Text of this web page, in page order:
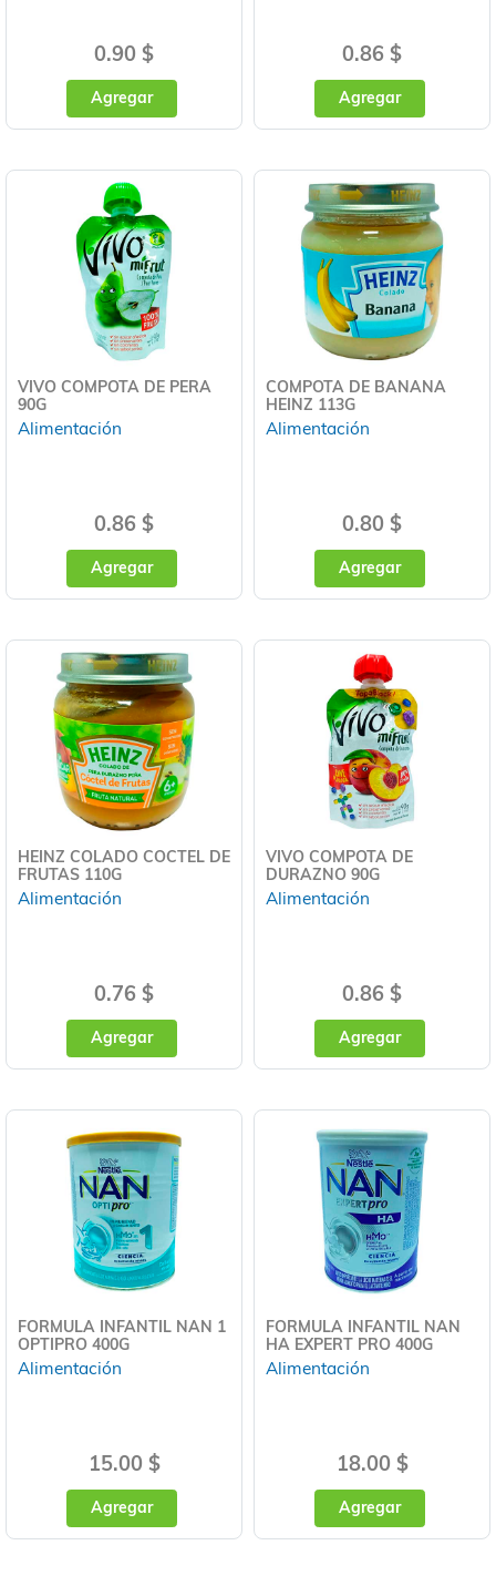
0.90 $
Agregar
0.86 $
Agregar
VIVO COMPOTA DE PERA
90G
Alimentación
0.86 $
Agregar
COMPOTA DE BANANA
HEINZ 113G
Alimentación
0.80 $
Agregar
HEINZ COLADO COCTEL DE
FRUTAS 110G
Alimentación
0.76 $
Agregar
VIVO COMPOTA DE
DURAZNO 90G
Alimentación
0.86 $
Agregar
FORMULA INFANTIL NAN 1
OPTIPRO 400G
Alimentación
15.00 $
Agregar
FORMULA INFANTIL NAN
HA EXPERT PRO 400G
Alimentación
18.00 $
Agregar